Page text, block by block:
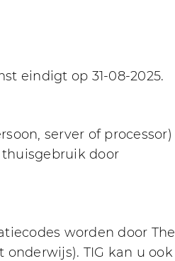
eindigt op 31-08-2025.
server of processor)
door
worden door The
TIG kan u ook